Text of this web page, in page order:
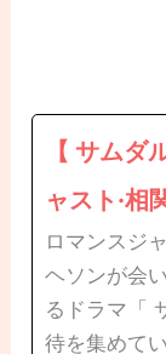
【 サム
ャスト·相
ロマンスジ
ヘソンが会
るドラマ「
待を集めて